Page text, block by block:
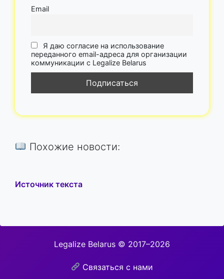
Email
Я даю согласие на использование
переданного email-адреса для организации
коммуникации с Legalize Belarus
Похожие новости:
Источник текста
Legalize Belarus © 2017–2026
Связаться с нами